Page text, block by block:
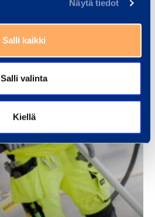
Näytä tiedot
Salli kaikki
Salli valinta
Kiellä